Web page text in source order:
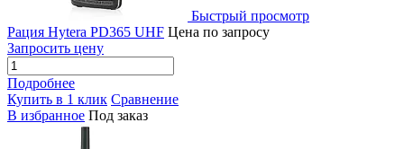
Быстрый просмотр
Рация Hytera PD365 UHF Цена по запросу
Запросить цену
Подробнее
Купить в 1 клик Сравнение
В избранное Под заказ